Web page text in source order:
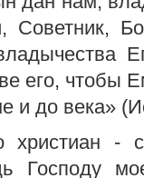
его, чтобы
и до века»
христиан -
Господу